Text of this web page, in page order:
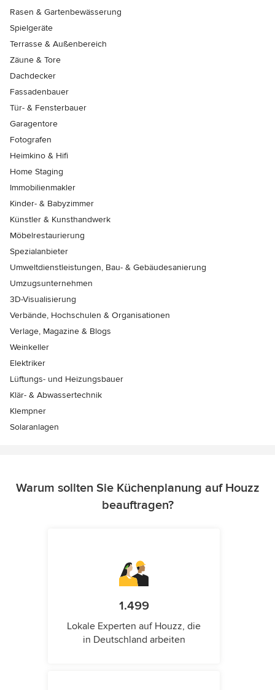
Rasen & Gartenbewässerung
Spielgeräte
Terrasse & Außenbereich
Zäune & Tore
Dachdecker
Fassadenbauer
Tür- & Fensterbauer
Garagentore
Fotografen
Heimkino & Hifi
Home Staging
Immobilienmakler
Kinder- & Babyzimmer
Künstler & Kunsthandwerk
Möbelrestaurierung
Spezialanbieter
Umweltdienstleistungen, Bau- & Gebäudesanierung
Umzugsunternehmen
3D-Visualisierung
Verbände, Hochschulen & Organisationen
Verlage, Magazine & Blogs
Weinkeller
Elektriker
Lüftungs- und Heizungsbauer
Klär- & Abwassertechnik
Klempner
Solaranlagen
Warum sollten Sie Küchenplanung auf Houzz
beauftragen?
1.499
Lokale Experten auf Houzz, die
in Deutschland arbeiten